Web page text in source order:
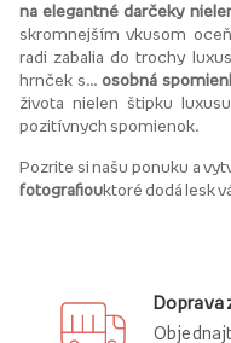
na elegantné darčeky
skromnejším vkusom
radi zabalia do trochy
hrnček s... osobná
života nielen štipku
pozitívnych spomienok.
Pozrite si našu ponuku a
fotografiouktoré dodá lesk
Doprava